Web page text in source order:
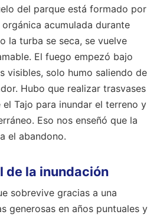
del parque está formado por
acumulada durante
la turba se seca, se vuelve
El fuego empezó bajo
visibles, solo humo saliendo de
Hubo que realizar trasvases
Tajo para inundar el terreno y
Eso nos enseñó que la
el abandono.
de la inundación
sobrevive gracias a una
generosas en años puntuales y